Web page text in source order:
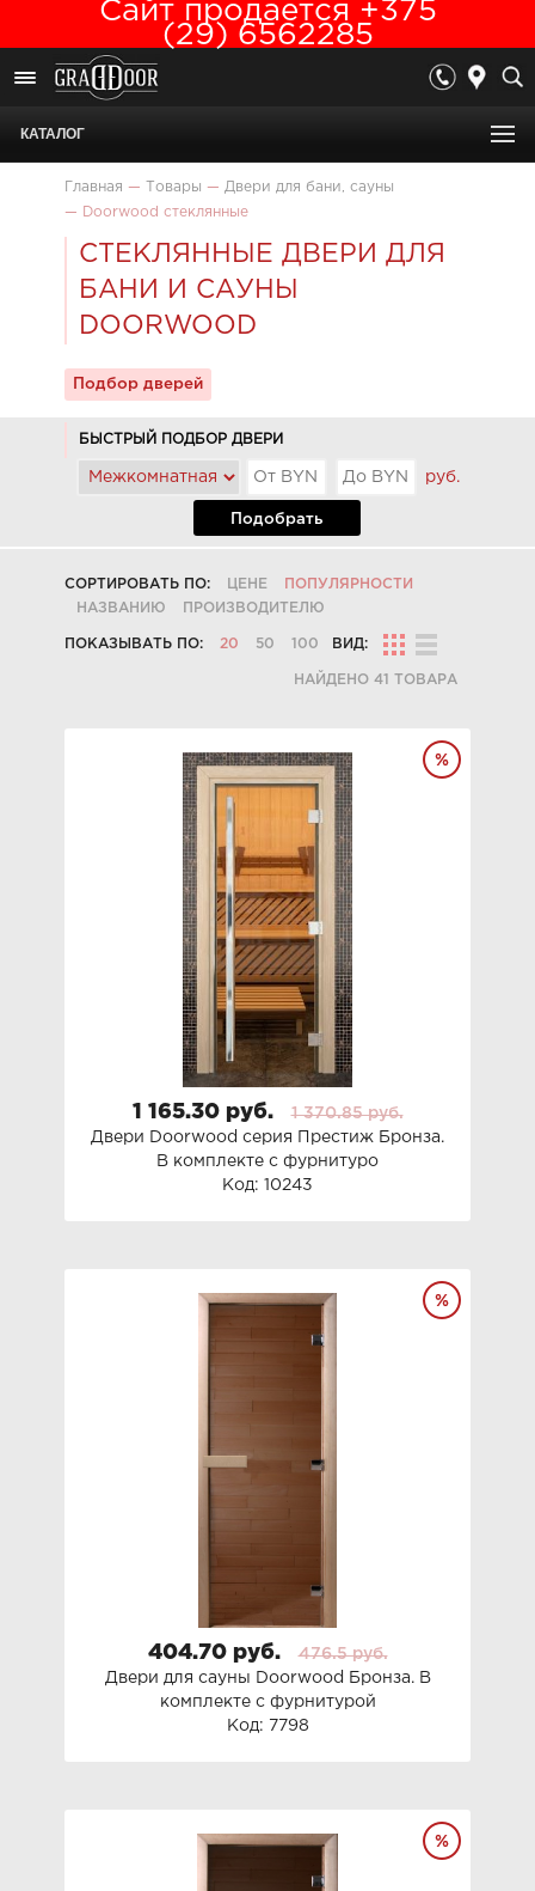
Сайт продается +375
(29) 6562285
КАТАЛОГ
Главная — Товары — Двери для бани, сауны
—
Doorwood стеклянные
СТЕКЛЯННЫЕ ДВЕРИ ДЛЯ
БАНИ И САУНЫ
DOORWOOD
Подбор дверей
БЫСТРЫЙ ПОДБОР ДВЕРИ
руб.
Подобрать
СОРТИРОВАТЬ ПО: ЦЕНЕ
ПОПУЛЯРНОСТИ
НАЗВАНИЮ
ПРОИЗВОДИТЕЛЮ
ПОКАЗЫВАТЬ ПО: 20 50 100 ВИД:
НАЙДЕНО 41 ТОВАРА
1 165.30 руб.
1 370.85 руб.
Двери Doorwood серия Престиж Бронза.
В комплекте с фурнитуро
Код: 10243
404.70 руб.
476.5 руб.
Двери для сауны Doorwood Бронза. В
комплекте с фурнитурой
Код: 7798